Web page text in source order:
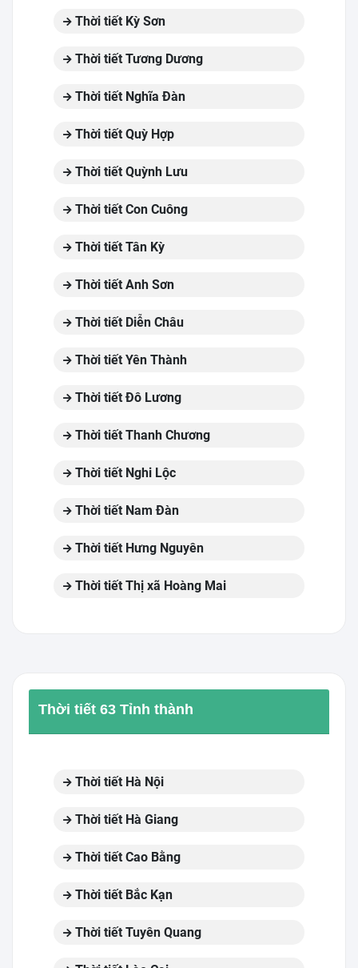
Thời tiết Kỳ Sơn
Thời tiết Tương Dương
Thời tiết Nghĩa Đàn
Thời tiết Quỳ Hợp
Thời tiết Quỳnh Lưu
Thời tiết Con Cuông
Thời tiết Tân Kỳ
Thời tiết Anh Sơn
Thời tiết Diễn Châu
Thời tiết Yên Thành
Thời tiết Đô Lương
Thời tiết Thanh Chương
Thời tiết Nghi Lộc
Thời tiết Nam Đàn
Thời tiết Hưng Nguyên
Thời tiết Thị xã Hoàng Mai
Thời tiết 63 Tỉnh thành
Thời tiết Hà Nội
Thời tiết Hà Giang
Thời tiết Cao Bằng
Thời tiết Bắc Kạn
Thời tiết Tuyên Quang